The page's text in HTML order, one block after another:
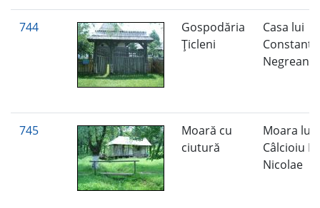
744
Gospodăria
Ţicleni
Casa lui
Negreanu
745
Moară cu
ciutură
Moara lui
Câlcioiu I.
Nicolae